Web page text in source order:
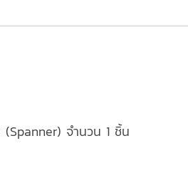
จำนวน 1 ชิ้น